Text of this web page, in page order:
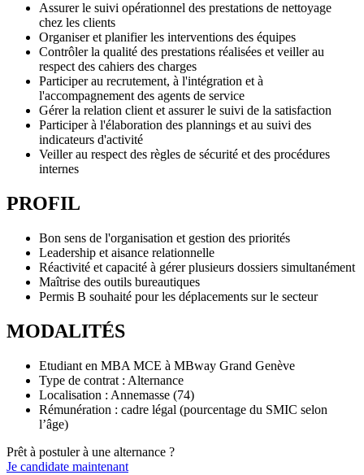
Assurer le suivi opérationnel des prestations de nettoyage
chez les clients
Organiser et planifier les interventions des équipes
Contrôler la qualité des prestations réalisées et veiller au
respect des cahiers des charges
Participer au recrutement, à l'intégration et à
l'accompagnement des agents de service
Gérer la relation client et assurer le suivi de la satisfaction
Participer à l'élaboration des plannings et au suivi des
indicateurs d'activité
Veiller au respect des règles de sécurité et des procédures
internes
PROFIL
Bon sens de l'organisation et gestion des priorités
Leadership et aisance relationnelle
Réactivité et capacité à gérer plusieurs dossiers simultanément
Maîtrise des outils bureautiques
Permis B souhaité pour les déplacements sur le secteur
MODALITÉS
Etudiant en MBA MCE à MBway Grand Genève
Type de contrat : Alternance
Localisation : Annemasse (74)
Rémunération : cadre légal (pourcentage du SMIC selon
l’âge)
Prêt à postuler à une alternance ?
Je candidate maintenant